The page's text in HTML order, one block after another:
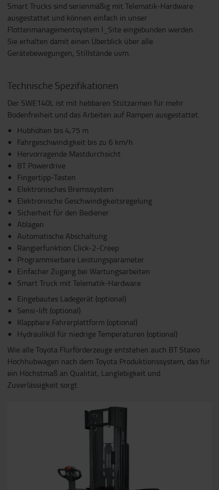
Smart Trucks sind serienmäßig mit Telematik-Hardware
ausgestattet und können einfach in unser
Flottenmanagementsystem I_Site eingebunden werden.
Sie erhalten damit einen Überblick über alle
Gerätebewegungen, Stillstände uvm.
Technische Spezifikationen
Der SWE140L ist mit hebbaren Stützarmen für mehr
Bodenfreiheit und das Arbeiten auf Rampen ausgestattet.
Hubhöhen bis 4,75 m
Fahrgeschwindigkeit bis zu 6 km/h
Hervorragende Mastdurchsicht
BT Powerdrive
Fingertipp-Tasten
Elektronisches Bremssystem
Elektronische Geschwindigkeitsregelung
Sicherheit für den Bediener
Ablagen
Automatische Abschaltung
Rangierfunktion Click-2-Creep
Programmierbare Leistungsparameter
Einfacher Zugang bei Wartungsarbeiten
Smart Truck mit Telematik-Hardware
Eingebautes Ladegerät (optional)
Sensi-lift (optional)
Klappbare Fahrerplattform (optional)
Hydrauliköl für niedrige Temperaturen (optional)
Wie alle Toyota Flurförderzeuge entstehen auch BT Staxio
Hochhubwagen nach dem Toyota Produktionssystem, das für
ein Höchstmaß an Qualität, Langlebigkeit und
Zuverlässigkeit sorgt.